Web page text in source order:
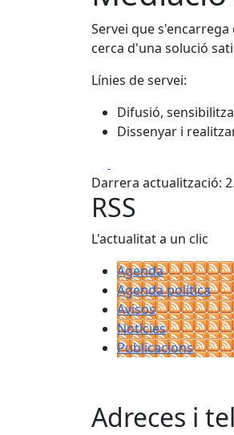
Servei que
cerca d'una solució
Línies de servei:
Difusió,
Dissenyar i
Darrera actualització:
RSS
L'actualitat a un clic
Agenda
Agenda política
Avisos
Notícies
Publicacions
Adreces i